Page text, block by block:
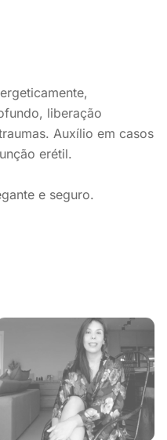
liberação
Auxílio em casos
erétil.
e seguro.